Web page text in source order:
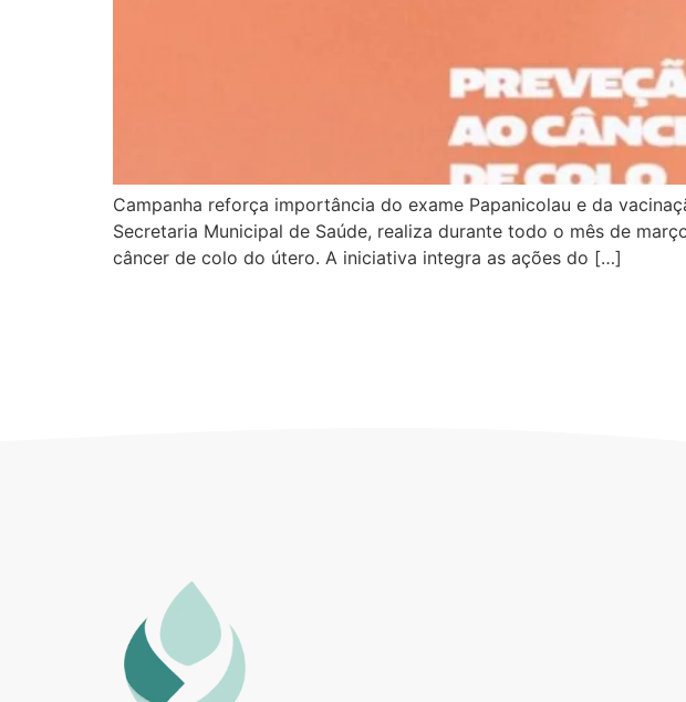
Campanha reforça importância do exame Papanicolau e da
Secretaria Municipal de Saúde, realiza durante todo o mês de
câncer de colo do útero. A iniciativa integra as ações do […]